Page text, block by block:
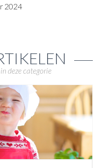
2024
deze categorie